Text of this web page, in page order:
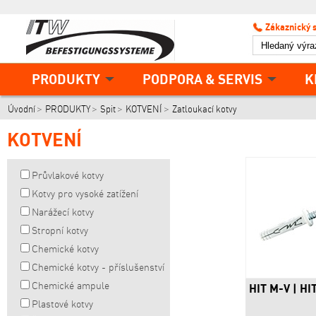
PRODUKTY PODPORA & SERVIS
Zákaznický
Úvodní PRODUKTY Spit KOTVENÍ Zatloukací kotvy
KOTVENÍ
Průvlakové kotvy
Kotvy pro vysoké zatížení
Narážecí kotvy
Stropní kotvy
Chemické kotvy
Chemické kotvy - příslušenství
Chemické ampule
Plastové kotvy
HIT M-V |